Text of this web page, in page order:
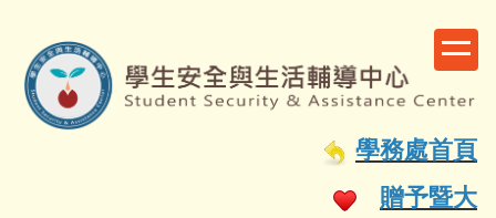
主
要
學務處首頁
贈予暨大